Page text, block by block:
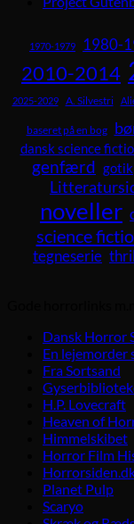
1970-1979 1980-
2010-2014
2025-2029 A. Silvestri
baseret på en bog
dansk science
genfærd gotik
noveller
science
tegneserie
Dansk Horror
En lejemorder
Fra Sortsand
H.P. Lovecraft
Heaven of
Himmelskibet
Horror Film
Planet Pulp
Scaryo